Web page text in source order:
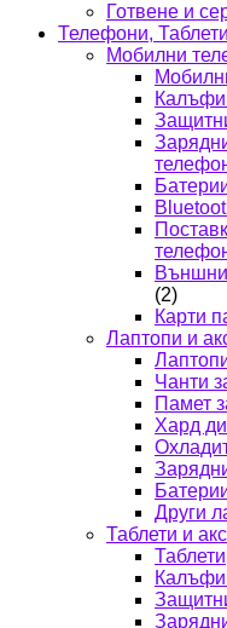
Готвене и
Телефони,
Мобилни
Външни
(2)
Карти
Лаптопи и
Чанти
Памет
Хард
Други
Таблети и
Таблети
Калъфи